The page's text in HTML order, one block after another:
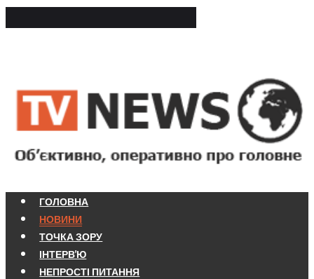
ГОЛОВНА
НОВИНИ
ТОЧКА ЗОРУ
ІНТЕРВ'Ю
НЕПРОСТІ ПИТАННЯ